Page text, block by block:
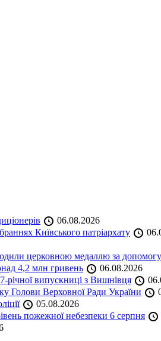
06.08.2026
Київського патріархату
церковною медаллю за
4,2 млн гривень
06.08.2026
річної випускниці з Вишнівця
Голови Верховної Ради України
05.08.2026
пожежної небезпеки 6 серпня